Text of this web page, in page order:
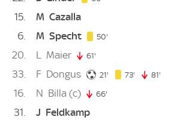
15 M Cazalla
6
M Specht 50'
20 L Maier 61'
33 F Dongus 21' 21. minute
73' 73. minute
81'
16 N Billa (c) 66'
31 J Feldkamp